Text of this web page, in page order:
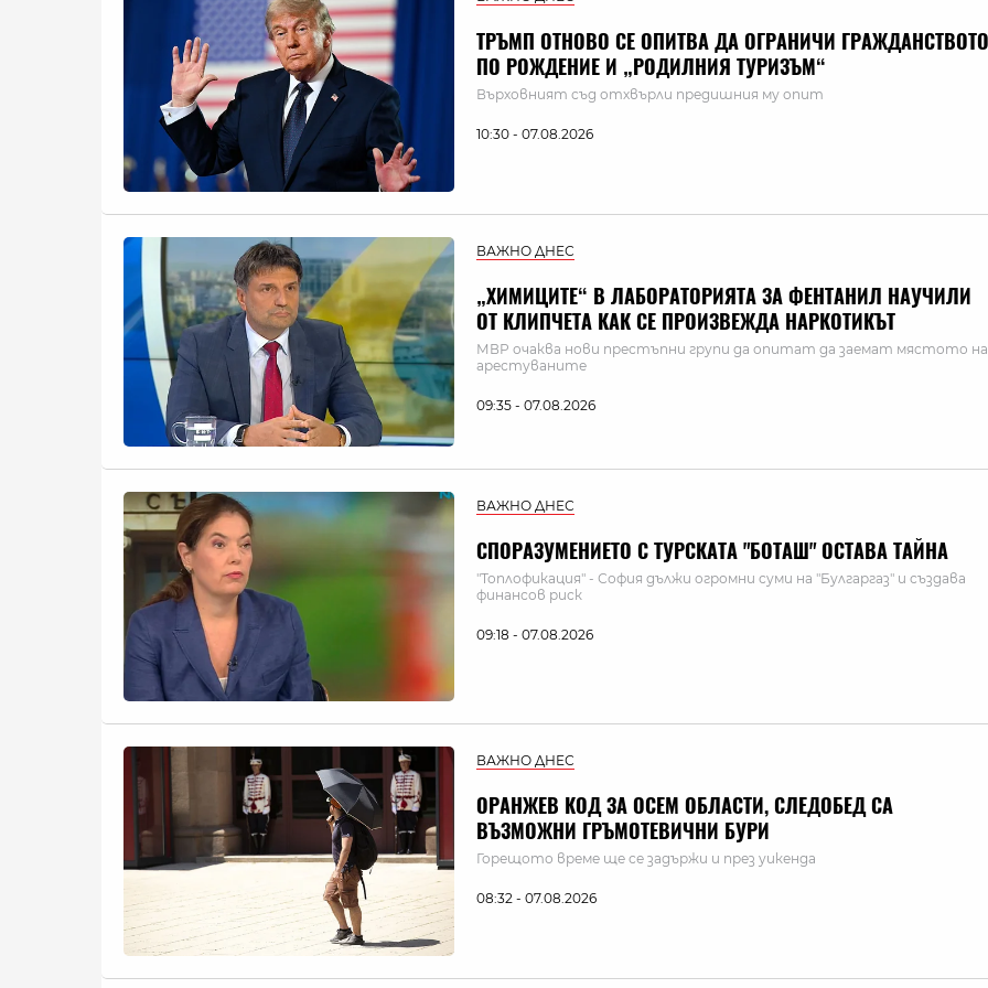
ТРЪМП ОТНОВО СЕ ОПИТВА ДА ОГРАНИЧИ ГРАЖДАНСТВОТО
ПО РОЖДЕНИЕ И „РОДИЛНИЯ ТУРИЗЪМ“
Върховният съд отхвърли предишния му опит
10:30 - 07.08.2026
ВАЖНО ДНЕС
„ХИМИЦИТЕ“ В ЛАБОРАТОРИЯТА ЗА ФЕНТАНИЛ НАУЧИЛИ
ОТ КЛИПЧЕТА КАК СЕ ПРОИЗВЕЖДА НАРКОТИКЪТ
МВР очаква нови престъпни групи да опитат да заемат мястото на
арестуваните
09:35 - 07.08.2026
ВАЖНО ДНЕС
СПОРАЗУМЕНИЕТО С ТУРСКАТА "БОТАШ" ОСТАВА ТАЙНА
"Топлофикация" - София дължи огромни суми на "Булгаргаз" и създава
финансов риск
09:18 - 07.08.2026
ВАЖНО ДНЕС
ОРАНЖЕВ КОД ЗА ОСЕМ ОБЛАСТИ, СЛЕДОБЕД СА
ВЪЗМОЖНИ ГРЪМОТЕВИЧНИ БУРИ
Горещото време ще се задържи и през уикенда
08:32 - 07.08.2026